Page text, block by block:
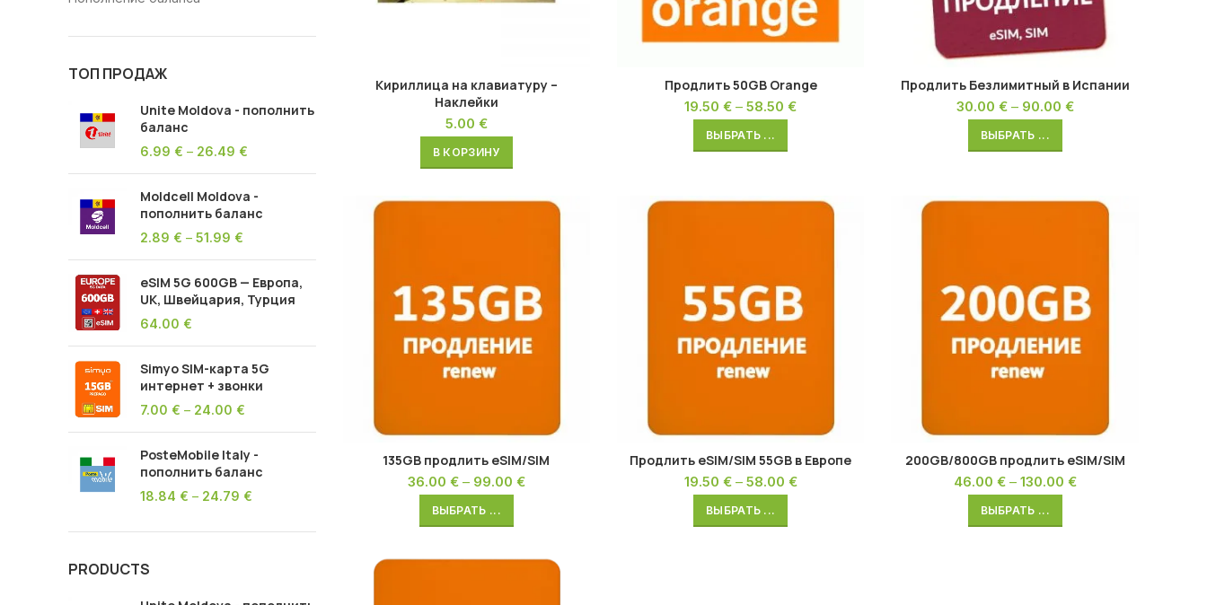
ТОП ПРОДАЖ
Unite Moldova - пополнить
баланс
6.99 € – 26.49 €
Moldcell Moldova -
пополнить баланс
2.89 € – 51.99 €
eSIM 5G 600GB — Европа,
UK, Швейцария, Турция
64.00 €
Simyo SIM-карта 5G
интернет + звонки
7.00 € – 24.00 €
PosteMobile Italy -
пополнить баланс
18.84 € – 24.79 €
PRODUCTS
Кириллица на клавиатуру –
Наклейки
5.00 €
В КОРЗИНУ
Продлить 50GB Orange
19.50€ –58.50€
ВЫБРАТЬ ...
Продлить Безлимитный в Испании
30.00 €– 90.00 €
ВЫБРАТЬ ...
135GB продлить eSIM/SIM
36.00 €– 99.00 €
ВЫБРАТЬ ...
Продлить eSIM/SIM 55GB в Европе
19.50 €– 58.00 €
ВЫБРАТЬ ...
200GB/800GB продлить eSIM/SIM
46.00 €– 130.00 €
ВЫБРАТЬ ...